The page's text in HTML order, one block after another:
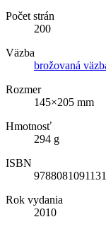
Počet strán
200
Väzba
brožovaná
Rozmer
145×205 mm
Hmotnosť
294 g
ISBN
9788081091131
Rok vydania
2010